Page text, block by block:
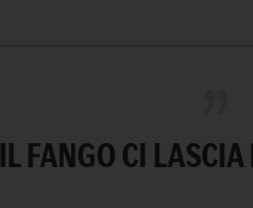
IL FANGO CI